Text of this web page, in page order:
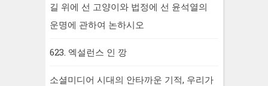
길 위에 선 고양이와 법정에 선 윤석열의
운명에 관하여 논하시오
623. 엑설런스 인 깡
소셜미디어 시대의 안타까운 기적, 우리가